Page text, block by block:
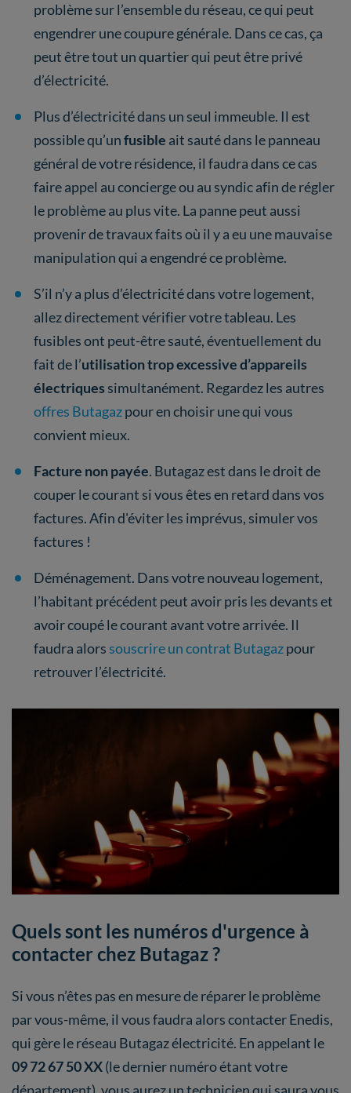
problème sur l’ensemble du réseau, ce qui peut
engendrer une coupure générale. Dans ce cas, ça
peut être tout un quartier qui peut être privé
d’électricité.
Plus d’électricité dans un seul immeuble. Il est
possible qu’unfusible ait sauté dans le panneau
général de votre résidence, il faudra dans ce cas
faire appel au concierge ou au syndic afin de régler
le problème au plus vite. La panne peut aussi
provenir de travaux faits où il y a eu une mauvaise
manipulation qui a engendré ce problème.
S’il n’y a plus d’électricité dans votre logement,
allez directement vérifier votre tableau. Les
fusibles ont peut-être sauté, éventuellement du
fait de l’utilisation trop excessive d’appareils
électriques simultanément. Regardez les autres
offres Butagazpour en choisir une qui vous
convient mieux.
Facture non payée. Butagaz est dans le droit de
couper le courant si vous êtes en retard dans vos
factures. Afin d'éviter les imprévus, simuler vos
factures !
Déménagement. Dans votre nouveau logement,
l’habitant précédent peut avoir pris les devants et
avoir coupé le courant avant votre arrivée. Il
faudra alorssouscrire un contrat Butagazpour
retrouver l’électricité.
Quels sont les numéros d'urgence à
contacter chez Butagaz ?
Si vous n’êtes pas en mesure de réparer le problème
par vous-même, il vous faudra alors contacter Enedis,
qui gère le réseau Butagaz électricité. En appelant le
09 72 67 50 XX(le dernier numéro étant votre